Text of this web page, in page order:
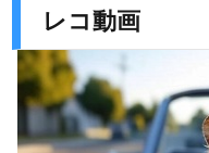
レコ動画